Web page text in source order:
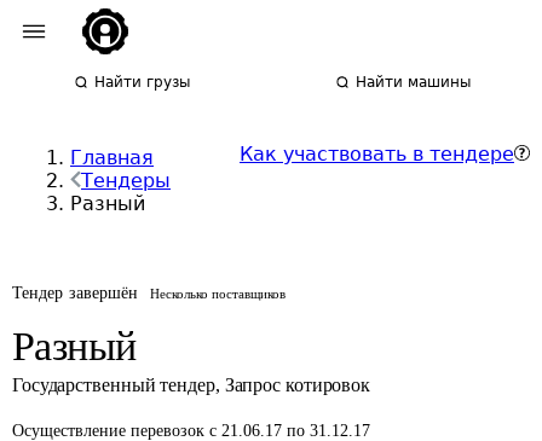
Найти грузы Найти машины
Главная
Тендеры
Разный
Как участвовать в тендере
Тендер завершён Несколько поставщиков
Разный
Государственный тендер, Запрос котировок
Осуществление перевозок с 21.06.17 по 31.12.17